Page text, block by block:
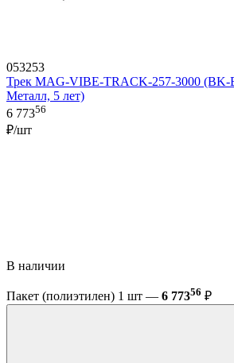
053253
Трек MAG-VIBE-TRACK-257-3000 (BK-
Металл, 5 лет)
6 77356
₽/шт
В наличии
Пакет (полиэтилен) 1 шт — 6 77356 ₽